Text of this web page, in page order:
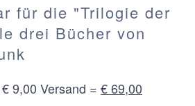
für die "Trilogie der
drei Bücher von
9,00 Versand = € 69,00